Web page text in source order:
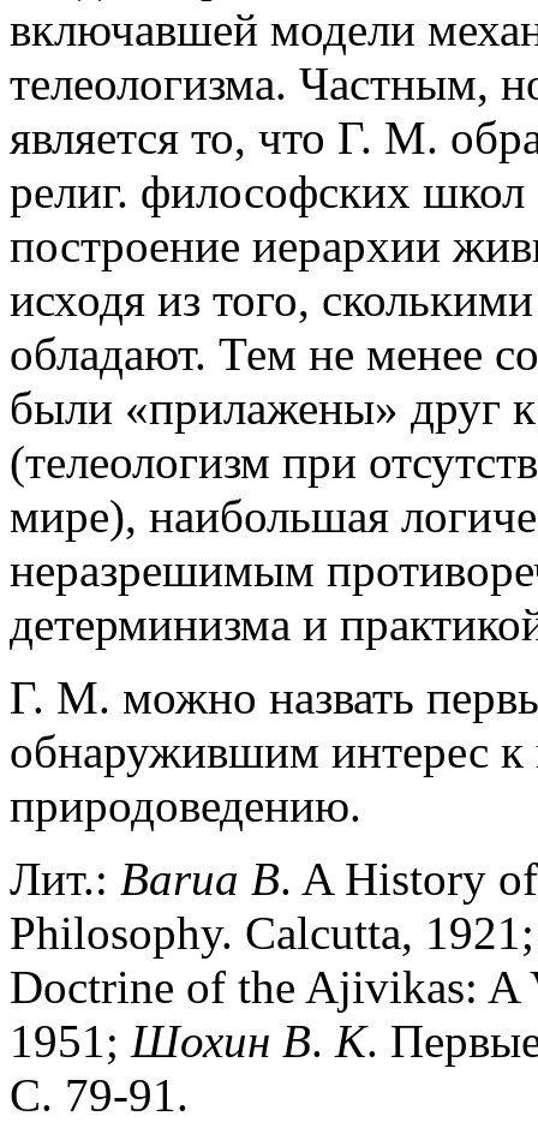
включавшей модели
телеологизма. Частным,
является то, что Г. М.
религ. философских
построение иерархии
исходя из того,
обладают. Тем не менее
были «прилажены» друг
(телеологизм при
мире), наибольшая
неразрешимым
детерминизма и
Г. М. можно назвать
обнаружившим интерес
природоведению.
Лит.: Barua B. A History
Philosophy. Calcutta,
Doctrine of the Ajivikas: A
1951; Шохин В. К.
С. 79-91.